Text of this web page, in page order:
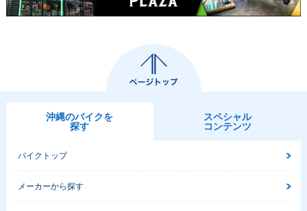
沖縄のバイクを
探す
スペシャル
コンテンツ
バイクトップ
メーカーから探す